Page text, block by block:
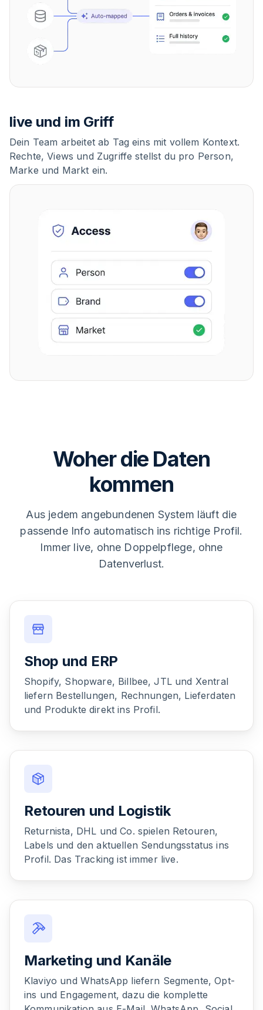
live und im Griff
Dein Team arbeitet ab Tag eins mit vollem Kontext.
Rechte, Views und Zugriffe stellst du pro Person,
Marke und Markt ein.
Woher die Daten
kommen
Aus jedem angebundenen System läuft die
passende Info automatisch ins richtige Profil.
Immer live, ohne Doppelpflege, ohne
Datenverlust.
Shop und ERP
Shopify, Shopware, Billbee, JTL und Xentral
liefern Bestellungen, Rechnungen, Lieferdaten
und Produkte direkt ins Profil.
Retouren und Logistik
Returnista, DHL und Co. spielen Retouren,
Labels und den aktuellen Sendungsstatus ins
Profil. Das Tracking ist immer live.
Marketing und Kanäle
Klaviyo und WhatsApp liefern Segmente, Opt-
ins und Engagement, dazu die komplette